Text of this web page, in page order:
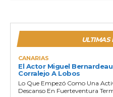
ULTIMAS
CANARIAS
El Actor Miguel
Corralejo A Lobos
Lo Que Empezó Como Una
Descanso En Fuerteventura